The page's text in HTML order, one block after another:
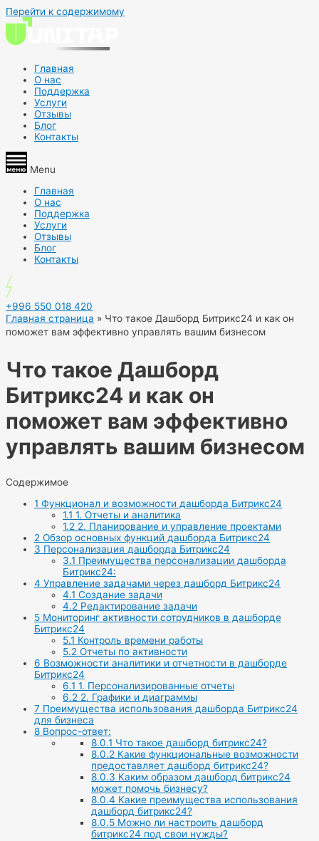
Перейти к содержимому
Главная
О нас
Поддержка
Услуги
Отзывы
Блог
Контакты
Menu
Главная
О нас
Поддержка
Услуги
Отзывы
Блог
Контакты
+996 550 018 420
Главная страница » Что такое Дашборд Битрикс24 и как он
поможет вам эффективно управлять вашим бизнесом
Что такое Дашборд
Битрикс24 и как он
поможет вам эффективно
управлять вашим бизнесом
Содержимое
1 Функционал и возможности дашборда Битрикс24
1.1 1. Отчеты и аналитика
1.2 2. Планирование и управление проектами
2 Обзор основных функций дашборда Битрикс24
3 Персонализация дашборда Битрикс24
3.1 Преимущества персонализации дашборда
Битрикс24:
4 Управление задачами через дашборд Битрикс24
4.1 Создание задачи
4.2 Редактирование задачи
5 Мониторинг активности сотрудников в дашборде
Битрикс24
5.1 Контроль времени работы
5.2 Отчеты по активности
6 Возможности аналитики и отчетности в дашборде
Битрикс24
6.1 1. Персонализированные отчеты
6.2 2. Графики и диаграммы
7 Преимущества использования дашборда Битрикс24
для бизнеса
8 Вопрос-ответ:
8.0.1 Что такое дашборд битрикс24?
8.0.2 Какие функциональные возможности
предоставляет дашборд битрикс24?
8.0.3 Каким образом дашборд битрикс24
может помочь бизнесу?
8.0.4 Какие преимущества использования
дашборд битрикс24?
8.0.5 Можно ли настроить дашборд
битрикс24 под свои нужды?